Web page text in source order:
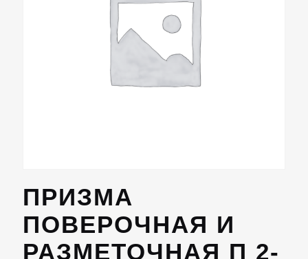
ПРИЗМА
ПОВЕРОЧНАЯ И
РАЗМЕТОЧНАЯ П 2-